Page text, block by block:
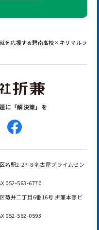
を応援する碧南高校×キリマルラ
に「解決策」を
名駅2-27-8 名古屋プライムセン
052-563-6770
菊井二丁目6番16号 折兼本部ビ
052-562-0593